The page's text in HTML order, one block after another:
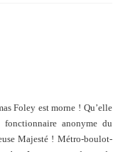
Foley est morne ! Qu’elle
anonyme du
Majesté ! Métro-boulot-